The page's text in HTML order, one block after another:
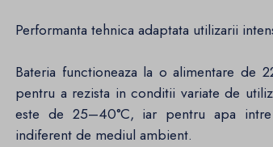
Performanta tehnica adaptata utilizarii
Bateria functioneaza la o alimentare de
pentru a rezista in conditii variate de
este de 25–40°C, iar pentru apa
indiferent de mediul ambient.